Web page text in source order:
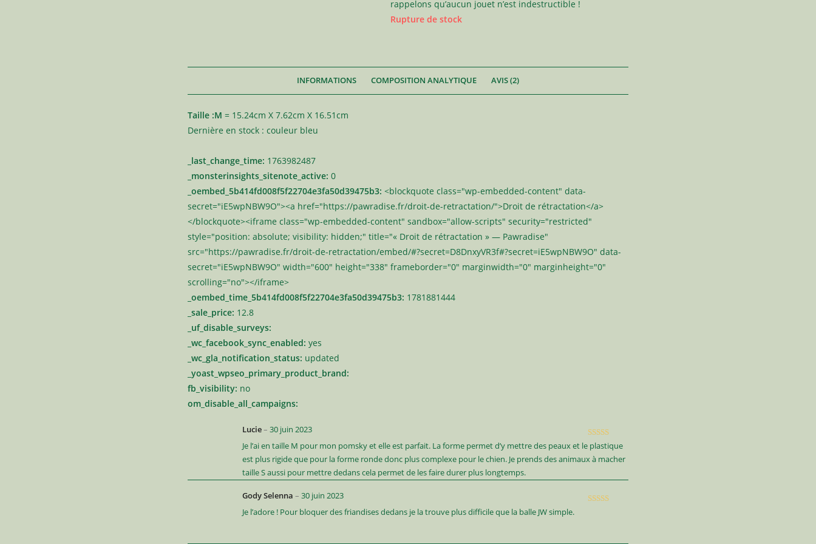
rappelons qu’aucun jouet n’est indestructible !
Rupture de stock
INFORMATIONS COMPOSITION ANALYTIQUE AVIS (2)
Taille :M = 15.24cm X 7.62cm X 16.51cm
Dernière en stock : couleur bleu
_last_change_time: 1763982487
_monsterinsights_sitenote_active: 0
_oembed_5b414fd008f5f22704e3fa50d39475b3: <blockquote class="wp-embedded-content" data-
secret="iE5wpNBW9O"><a href="https://pawradise.fr/droit-de-retractation/">Droit de rétractation</a>
</blockquote><iframe class="wp-embedded-content" sandbox="allow-scripts" security="restricted"
style="position: absolute; visibility: hidden;" title="« Droit de rétractation » — Pawradise"
src="https://pawradise.fr/droit-de-retractation/embed/#?secret=D8DnxyVR3f#?secret=iE5wpNBW9O" data-
secret="iE5wpNBW9O" width="600" height="338" frameborder="0" marginwidth="0" marginheight="0"
scrolling="no"></iframe>
_oembed_time_5b414fd008f5f22704e3fa50d39475b3: 1781881444
_sale_price: 12.8
_uf_disable_surveys:
_wc_facebook_sync_enabled: yes
_wc_gla_notification_status: updated
_yoast_wpseo_primary_product_brand:
fb_visibility: no
om_disable_all_campaigns:
Note5sur 5
Lucie– 30 juin 2023
Je l’ai en taille M pour mon pomsky et elle est parfait. La forme permet d’y mettre des peaux et le plastique
est plus rigide que pour la forme ronde donc plus complexe pour le chien. Je prends des animaux à macher
taille S aussi pour mettre dedans cela permet de les faire durer plus longtemps.
Gody Selenna– 30 juin 2023
Je l’adore ! Pour bloquer des friandises dedans je la trouve plus difficile que la balle JW simple.